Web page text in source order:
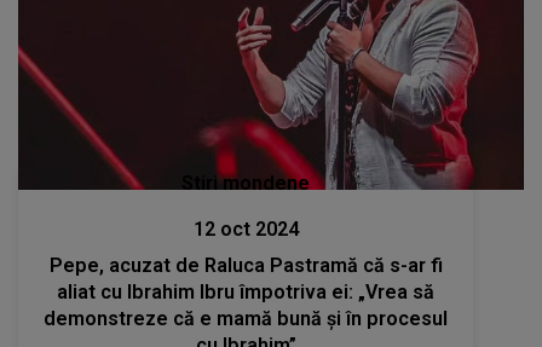
Stiri mondene
12 oct 2024
Pepe, acuzat de Raluca Pastramă că s-ar fi
aliat cu Ibrahim Ibru împotriva ei: „Vrea să
demonstreze că e mamă bună și în procesul